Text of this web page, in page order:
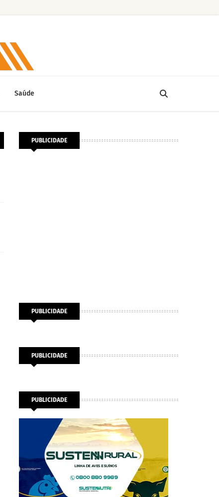
Saúde
PUBLICIDADE
PUBLICIDADE
PUBLICIDADE
PUBLICIDADE